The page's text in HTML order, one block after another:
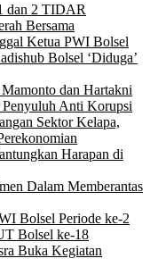
dan 2 TIDAR
Bersama
Ketua PWI Bolsel
Bolsel ‘Diduga’
dan Hartakni
Anti Korupsi
Sektor Kelapa,
Harapan di
Dalam Memberantas
Bolsel Periode ke-2
Bolsel ke-18
Buka Kegiatan